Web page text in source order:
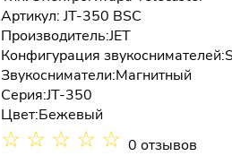
Артикул: JT-350 BSC
Производитель:JET
Конфигурация звукоснимателей:
Звукосниматели:Магнитный
Серия:JT-350
Цвет:Бежевый
☆ ☆ ☆ ☆ ☆ 0 отзывов